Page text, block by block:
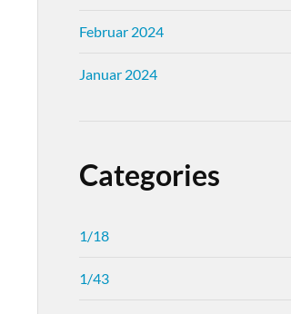
Februar 2024
Januar 2024
Categories
1/18
1/43